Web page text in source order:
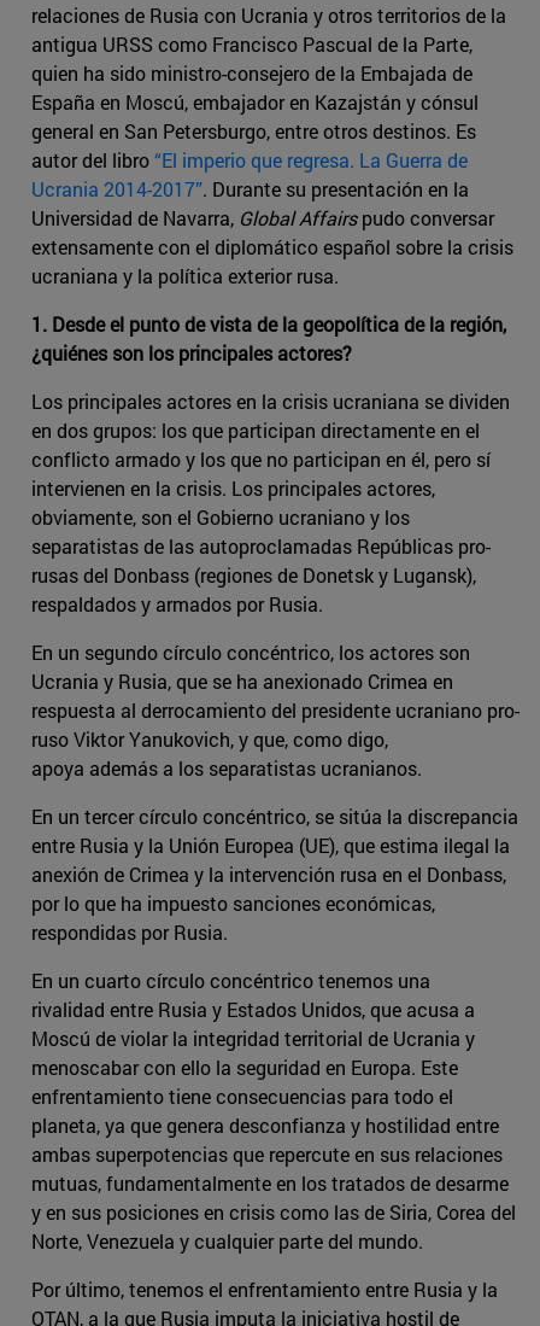
relaciones de Rusia con Ucrania y otros territorios de la
antigua URSS como Francisco Pascual de la Parte,
quien ha sido ministro-consejero de la Embajada de
España en Moscú, embajador en Kazajstán y cónsul
general en San Petersburgo, entre otros destinos. Es
autor del libro“El imperio que regresa. La Guerra de
Ucrania 2014-2017”. Durante su presentación en la
Universidad de Navarra, Global Affairspudo conversar
extensamente con el diplomático español sobre la crisis
ucraniana y la política exterior rusa.
1. Desde el punto de vista de la geopolítica de la región,
¿quiénes son los principales actores?
Los principales actores en la crisis ucraniana se dividen
en dos grupos: los que participan directamente en el
conflicto armado y los que no participan en él, pero sí
intervienen en la crisis. Los principales actores,
obviamente, son el Gobierno ucraniano y los
separatistas de las autoproclamadas Repúblicas pro-
rusas del Donbass (regiones de Donetsk y Lugansk),
respaldados y armados por Rusia.
En un segundo círculo concéntrico, los actores son
Ucrania y Rusia, que se ha anexionado Crimea en
respuesta al derrocamiento del presidente ucraniano pro-
ruso Viktor Yanukovich, y que, como digo,
apoya además a los separatistas ucranianos.
En un tercer círculo concéntrico, se sitúa la discrepancia
entre Rusia y la Unión Europea (UE), que estima ilegal la
anexión de Crimea y la intervención rusa en el Donbass,
por lo que ha impuesto sanciones económicas,
respondidas por Rusia.
En un cuarto círculo concéntrico tenemos una
rivalidad entre Rusia y Estados Unidos, que acusa a
Moscú de violar la integridad territorial de Ucrania y
menoscabar con ello la seguridad en Europa. Este
enfrentamiento tiene consecuencias para todo el
planeta, ya que genera desconfianza y hostilidad entre
ambas superpotencias que repercute en sus relaciones
mutuas, fundamentalmente en los tratados de desarme
y en sus posiciones en crisis como las de Siria, Corea del
Norte, Venezuela y cualquier parte del mundo.
Por último, tenemos el enfrentamiento entre Rusia y la
OTAN, a la que Rusia imputa la iniciativa hostil de